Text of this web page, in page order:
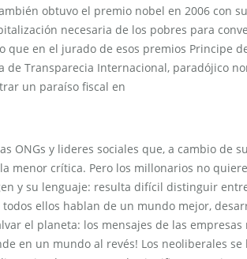
obtuvo el premio nobel en 2006 con
necesaria de los pobres para
que en el jurado de esos premios Principe
Transparecia Internacional, paradójico
un paraíso fiscal en
ONGs y lideres sociales que, a cambio de
menor crítica. Pero los millonarios no
y su lenguaje: resulta difícil distinguir
ellos hablan de un mundo mejor,
el planeta: los mensajes de las
en un mundo al revés! Los neoliberales